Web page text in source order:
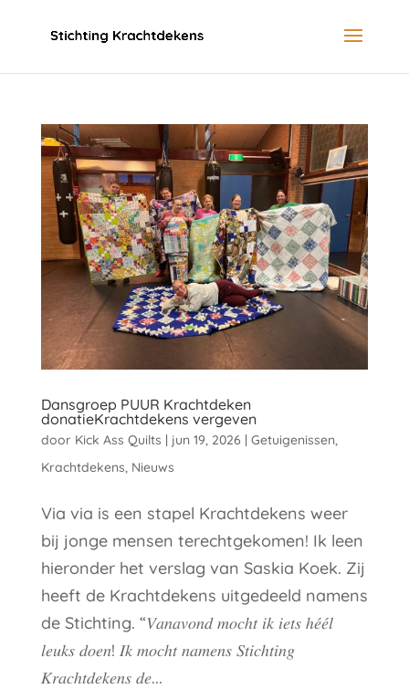
Dansgroep PUUR Krachtdeken
donatieKrachtdekens vergeven
door Kick Ass Quilts | jun 19, 2026 | Getuigenissen,
Krachtdekens, Nieuws
Via via is een stapel Krachtdekens weer
bij jonge mensen terechtgekomen! Ik leen
hieronder het verslag van Saskia Koek. Zij
heeft de Krachtdekens uitgedeeld namens
de Stichting. “𝑉𝑎𝑛𝑎𝑣𝑜𝑛𝑑 𝑚𝑜𝑐ℎ𝑡 𝑖𝑘 𝑖𝑒𝑡𝑠 ℎ𝑒́𝑒́𝑙
𝑙𝑒𝑢𝑘𝑠 𝑑𝑜𝑒𝑛! 𝐼𝑘 𝑚𝑜𝑐ℎ𝑡 𝑛𝑎𝑚𝑒𝑛𝑠 𝑆𝑡𝑖𝑐ℎ𝑡𝑖𝑛𝑔
𝐾𝑟𝑎𝑐ℎ𝑡𝑑𝑒𝑘𝑒𝑛𝑠 𝑑𝑒...